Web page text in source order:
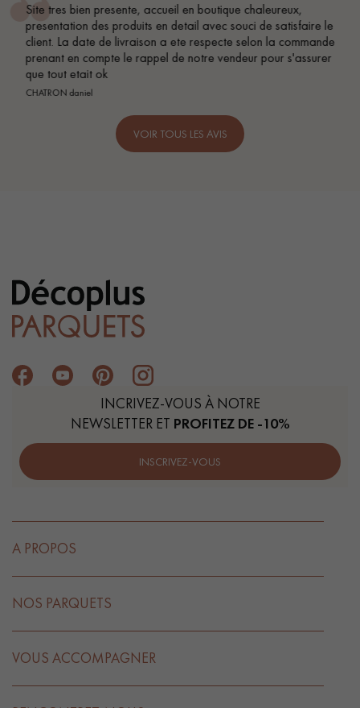
le
Conseil parfait, échanges fluides. Je recommande
BEILE FRANCK
VOIR TOUS LES AVIS
INCRIVEZ-VOUS À NOTRE
NEWSLETTER ET PROFITEZ DE -10%
INSCRIVEZ-VOUS
A PROPOS
NOS PARQUETS
VOUS ACCOMPAGNER